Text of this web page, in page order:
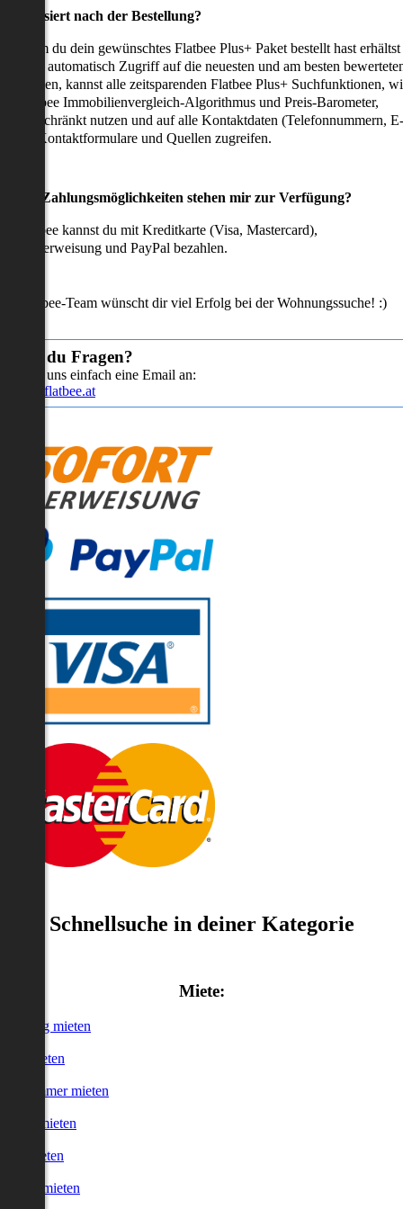
passiert nach der Bestellung?
du dein gewünschtes Flatbee Plus+ Paket bestellt hast erhältst
sofort automatisch Zugriff auf die neuesten und am besten
kannst alle zeitsparenden Flatbee Plus+ Suchfunktionen,
Flatbee Immobilienvergleich-Algorithmus und Preis-Barometer,
nutzen und auf alle Kontaktdaten (Telefonnummern, E-
Kontaktformulare und Quellen zugreifen.
Zahlungsmöglichkeiten stehen mir zur Verfügung?
Flatbee kannst du mit Kreditkarte (Visa, Mastercard),
und PayPal bezahlen.
Flatbee-Team wünscht dir viel Erfolg bei der Wohnungssuche! :)
Hast du Fragen?
Sende uns einfach eine Email an:
info@flatbee.at
Schnellsuche in deiner Kategorie
Miete:
mieten
mieten
Zimmer mieten
mieten
mieten